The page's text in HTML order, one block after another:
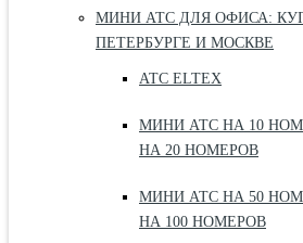
МИНИ АТС ДЛЯ ОФИСА:
ПЕТЕРБУРГЕ И МОСКВЕ
АТС ELTEX
МИНИ АТС НА 10
НА 20 НОМЕРОВ
МИНИ АТС НА 50
НА 100 НОМЕРОВ